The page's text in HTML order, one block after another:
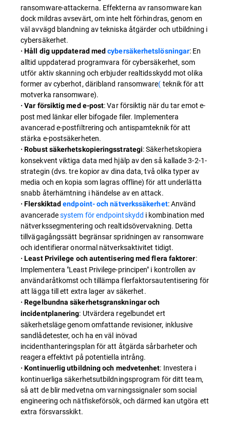
ransomware-attackerna. Effekterna av ransomware kan
dock mildras avsevärt, om inte helt förhindras, genom en
väl avvägd blandning av tekniska åtgärder och utbildning i
cybersäkerhet.
· Håll dig uppdaterad medcybersäkerhetslösningar: En
alltid uppdaterad programvara för cybersäkerhet, som
utför aktiv skanning och erbjuder realtidsskydd mot olika
former av cyberhot, däribland ransomware( teknik för att
motverka ransomware).
· Var försiktig med e-post: Var försiktig när du tar emot e-
post med länkar eller bifogade filer. Implementera
avancerad e-postfiltrering och antispamteknik för att
stärka e-postsäkerheten.
· Robust säkerhetskopieringsstrategi: Säkerhetskopiera
konsekvent viktiga data med hjälp av den så kallade 3-2-1-
strategin (dvs. tre kopior av dina data, två olika typer av
media och en kopia som lagras offline) för att underlätta
snabb återhämtning i händelse av en attack.
· Flerskiktadendpoint- och nätverkssäkerhet: Använd
avanceradesystem för endpointskydd i kombination med
nätverkssegmentering och realtidsövervakning. Detta
tillvägagångssätt begränsar spridningen av ransomware
och identifierar onormal nätverksaktivitet tidigt.
· Least Privilege och autentisering med flera faktorer:
Implementera "Least Privilege-principen" i kontrollen av
användaråtkomst och tillämpa flerfaktorsautentisering för
att lägga till ett extra lager av säkerhet.
· Regelbundna säkerhetsgranskningar och
incidentplanering: Utvärdera regelbundet ert
säkerhetsläge genom omfattande revisioner, inklusive
sandlådetester, och ha en väl inövad
incidenthanteringsplan för att åtgärda sårbarheter och
reagera effektivt på potentiella intrång.
· Kontinuerlig utbildning och medvetenhet: Investera i
kontinuerliga säkerhetsutbildningsprogram för ditt team,
så att de blir medvetna om varningssignaler som social
engineering och nätfiskeförsök, och därmed kan utgöra ett
extra försvarsskikt.